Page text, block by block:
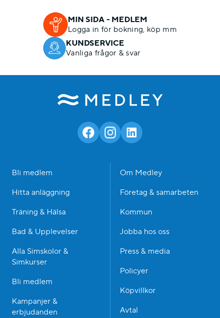
MIN SIDA - MEDLEM
Logga in för bokning, köp mm
KUNDSERVICE
Vanliga frågor & svar
Bli medlem
Hitta anläggning
Träning & Hälsa
Bad & Upplevelser
Alla Simskolor &
Simkurser
Bli medlem
Kampanjer &
erbjudanden
Om Medley
Företag & samarbeten
Kommun
Jobba hos oss
Press & media
Policyer
Köpvillkor
Avtal